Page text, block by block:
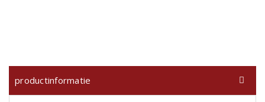
productinformatie